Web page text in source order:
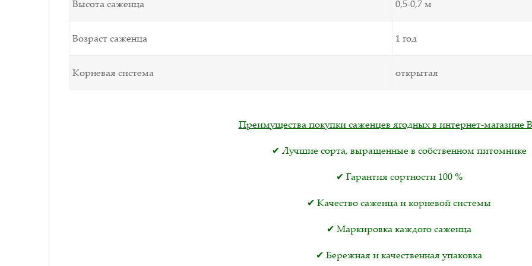
Высота саженца 0,5-0,7 м
Возраст саженца 1 год
Корневая система открытая
Преимущества покупки саженцев ягодных в интернет-магазине
✔ Лучшие сорта, выращенные в собственном питомнике
✔ Гарантия сортности 100 %
✔ Качество саженца и корневой системы
✔ Маркировка каждого саженца
✔ Бережная и качественная упаковка